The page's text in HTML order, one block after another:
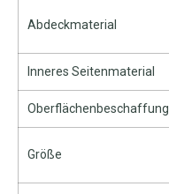
Abdeckmaterial
Inneres Seitenmaterial
Oberflächenbeschaffung
Größe